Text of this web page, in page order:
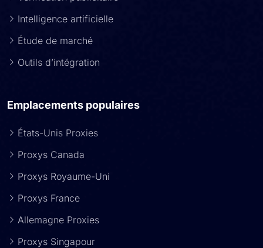
Intelligence artificielle
Étude de marché
Outils d’intégration
Emplacements populaires
États-Unis Proxies
Proxys Canada
Proxys Royaume-Uni
Proxys France
Allemagne Proxies
Proxys Singapour